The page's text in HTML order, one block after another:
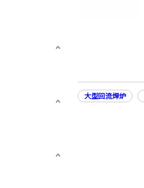
大型回流焊炉